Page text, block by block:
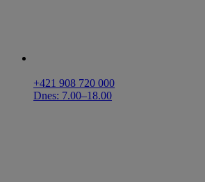
+421 908 720 000
Dnes: 7.00–18.00